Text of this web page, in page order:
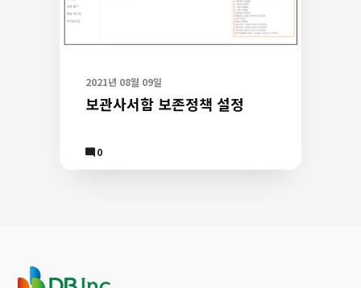
2021년 08월 09일
Comment
0
보관사서함 보존정책 설정